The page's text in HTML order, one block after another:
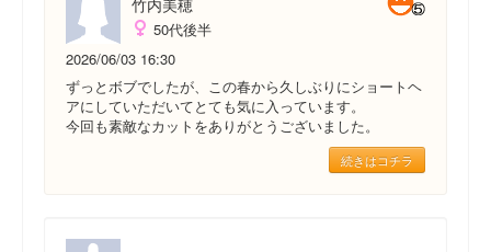
竹内美穂
50代後半
2026/06/03 16:30
ずっとボブでしたが、この春から久しぶりにショートヘ
アにしていただいてとても気に入っています。
今回も素敵なカットをありがとうございました。
続きはコチラ